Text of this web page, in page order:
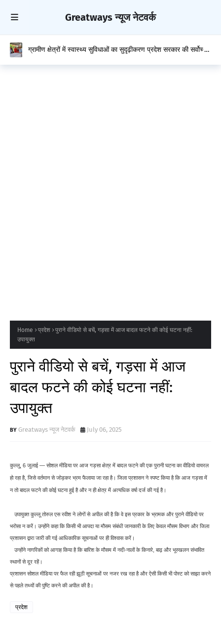
Greatways न्यूज नेटवर्क
ग्रामीण क्षेत्रों में स्वास्थ्य सुविधाओं का सुदृढ़ीकरण प्रदेश सरकार की सर्वोच्च
Home प्रदेश
पुराने वीडियो से बचें, गड़सा में आज बादल फटने की कोई घटना नहीं:
उपायुक्त
पुराने वीडियो से बचें, गड़सा में आज
बादल फटने की कोई घटना नहीं:
उपायुक्त
Greatways न्यूज नेटवर्क July 06, 2025
कुल्लू, 6 जुलाई — सोशल मीडिया पर आज गड़सा क्षेत्र में बादल फटने की एक पुरानी घटना का वीडियो वायरल
हो रहा है, जिसे वर्तमान से जोड़कर भ्रम फैलाया जा रहा है। जिला प्रशासन ने स्पष्ट किया है कि आज गड़सा में
न तो बादल फटने की कोई घटना हुई है और न ही क्षेत्र में अत्यधिक वर्षा दर्ज की गई है।
उपायुक्त कुल्लू तोरुल एस रवीश ने लोगों से अपील की है कि वे इस प्रकार के भ्रामक और पुराने वीडियो पर
भरोसा न करें। उन्होंने कहा कि किसी भी आपदा या मौसम संबंधी जानकारी के लिए केवल मौसम विभाग और जिला
प्रशासन द्वारा जारी की गई आधिकारिक सूचनाओं पर ही विश्वास करें।
उन्होंने नागरिकों को आगाह किया है कि बारिश के मौसम में नदी-नालों के किनारे, बाढ़ और भूस्खलन संभावित
स्थानों से दूर रहें।
प्रशासन सोशल मीडिया पर फैल रही झूठी सूचनाओं पर नजर रख रहा है और ऐसी किसी भी पोस्ट को साझा करने
से पहले तथ्यों की पुष्टि करने की अपील की है।
प्रदेश